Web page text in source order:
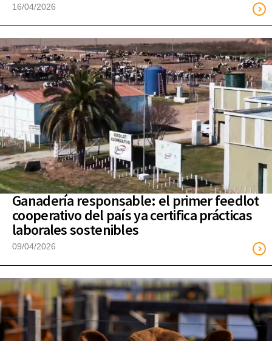
16/04/2026
Ganadería responsable: el primer feedlot
cooperativo del país ya certifica prácticas
laborales sostenibles
09/04/2026